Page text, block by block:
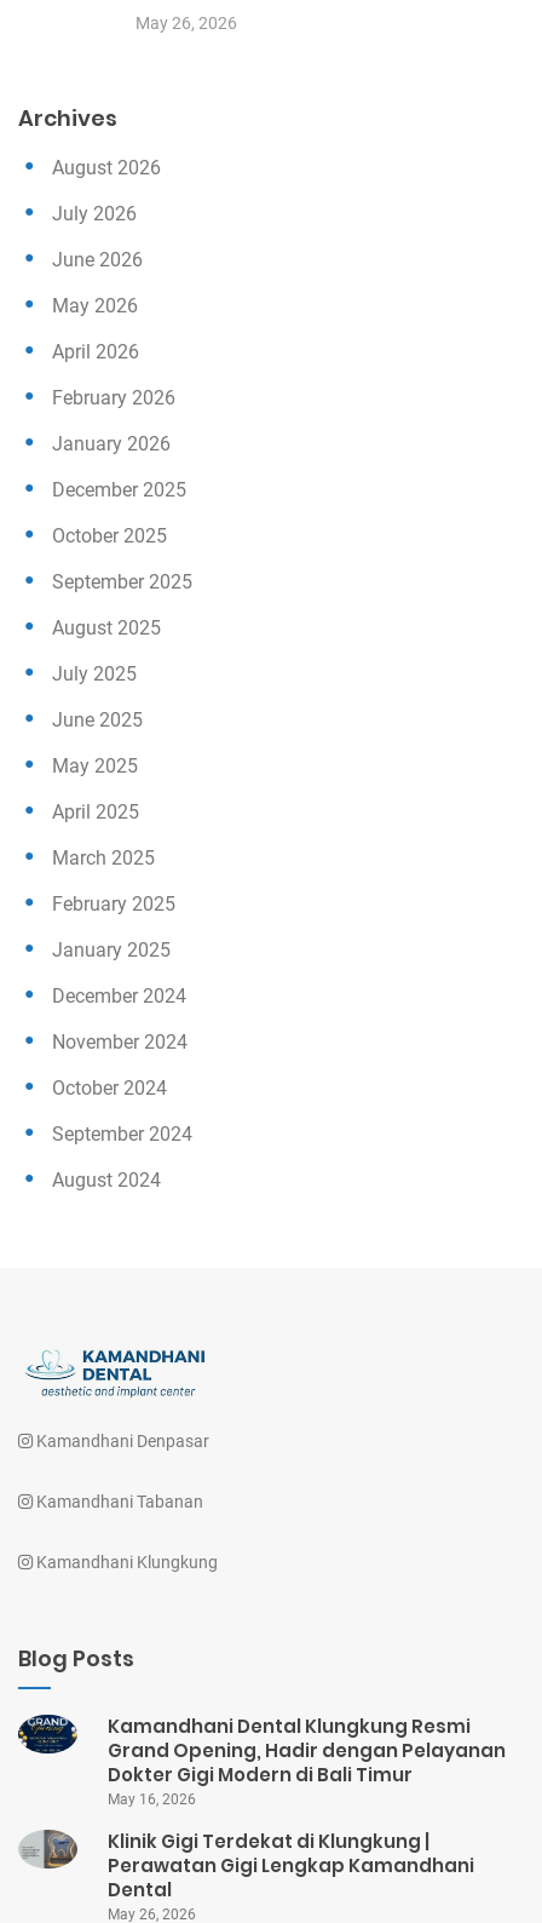
May 26, 2026
Archives
August 2026
July 2026
June 2026
May 2026
April 2026
February 2026
January 2026
December 2025
October 2025
September 2025
August 2025
July 2025
June 2025
May 2025
April 2025
March 2025
February 2025
January 2025
December 2024
November 2024
October 2024
September 2024
August 2024
Kamandhani Denpasar
Kamandhani Tabanan
Kamandhani Klungkung
Blog Posts
Kamandhani Dental Klungkung Resmi
Grand Opening, Hadir dengan Pelayanan
Dokter Gigi Modern di Bali Timur
May 16, 2026
Klinik Gigi Terdekat di Klungkung |
Perawatan Gigi Lengkap Kamandhani
Dental
May 26, 2026